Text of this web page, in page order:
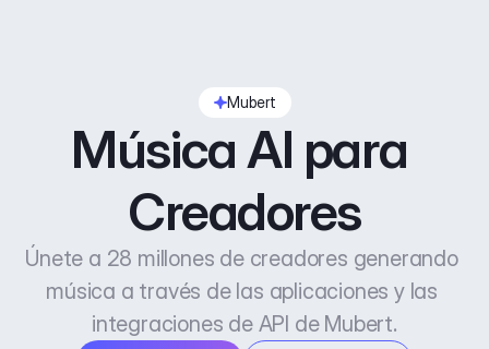
Mubert
Música AI para
Creadores
Únete a 28 millones de creadores generando
música a través de las aplicaciones y las
integraciones de API de Mubert.